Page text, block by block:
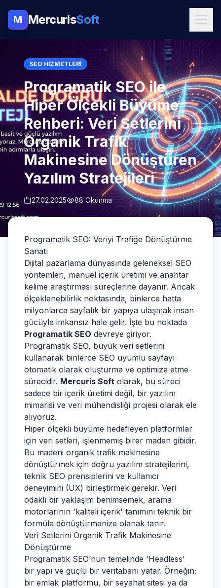
M MercurisSoft
SEO HIZMETLERI
Programatik SEO ile
Hiper Ölçekli Büyüme
Rehberi: Veri Setlerini
Organik Trafik
Makinesine Dönüştüren
Yazılım Stratejileri
27.02.2025 88 Okunma
Programatik SEO: Veriyi Trafiğe Dönüştürme
Sanatı
Dijital pazarlama dünyasında geleneksel SEO
yöntemleri, manuel içerik üretimi ve anahtar
kelime araştırması süreçlerine dayanır. Ancak
ölçeklenebilirlik noktasında, binlerce hatta
milyonlarca sayfalık bir yapıya ulaşmak insan
gücüyle imkansız hale gelir. İşte bu noktada
Programatik SEO devreye giriyor.
Programatik SEO, büyük veri setlerini
kullanarak binlerce SEO uyumlu sayfayı
otomatik olarak oluşturma ve optimize etme
sürecidir. Mercuris Soft olarak, bu süreci
sadece bir içerik üretimi değil, bir yazılım
mimarisi ve veri mühendisliği projesi olarak ele
alıyoruz.
Hiper ölçekli büyüme hedefleyen platformlar
için veri setleri, işlenmemiş birer maden gibidir.
Bu madeni organik trafik makinesine
dönüştürmek için doğru yazılım stratejilerini,
teknik SEO prensiplerini ve kullanıcı
deneyimini (UX) birleştirmek gerekir. Veri
odaklı bir yaklaşım benimsemek, arama
motorlarının 'kaliteli içerik' tanımını teknik bir
formüle dönüştürmenize olanak tanır.
Veri Setlerini Organik Trafik Makinesine
Dönüştürme
Programatik SEO’nun temelinde 'Headless'
bir yapı ve güçlü bir veritabanı yatar. Örneğin;
bir emlak platformu, bir seyahat sitesi ya da